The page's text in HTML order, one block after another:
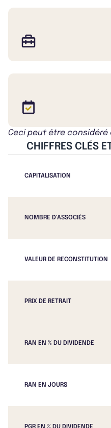
Ceci peut être
CHIFFRES CLÉS
CAPITALISATION
NOMBRE D'ASSOCIÉS
VALEUR DE RECONSTITUTION
PRIX DE RETRAIT
RAN EN % DU DIVIDENDE
RAN EN JOURS